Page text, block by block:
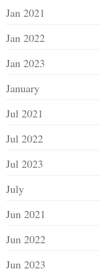
Jan 2021
Jan 2022
Jan 2023
January
Jul 2021
Jul 2022
Jul 2023
July
Jun 2021
Jun 2022
Jun 2023